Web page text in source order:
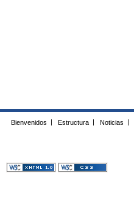
Bienvenidos Estructura Noticias